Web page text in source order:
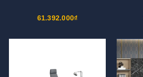
61.392.000₫